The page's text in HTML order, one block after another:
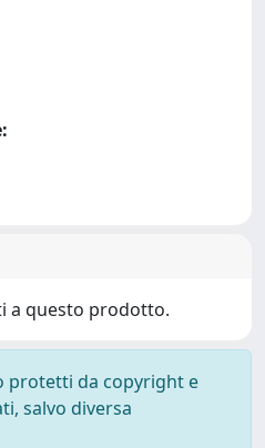
a questo prodotto.
protetti da copyright e
salvo diversa